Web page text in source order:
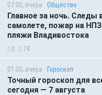
07:00, вчера Общество
Главное за ночь.
самолете, пожар на
пляжи Владивостока
0 74
01:00, вчера Гороскоп
Точный гороскоп для
сегодня — 7 августа